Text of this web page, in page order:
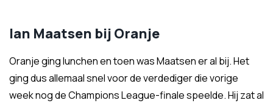
Ian Maatsen bij Oranje
Oranje ging lunchen en toen was Maatsen er al bij. Het
ging dus allemaal snel voor de verdediger die vorige
week nog de Champions League-finale speelde. Hij zat al